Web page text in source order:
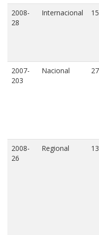
2008-
28
Internacional
2007-
203
Nacional
2008-
26
Regional